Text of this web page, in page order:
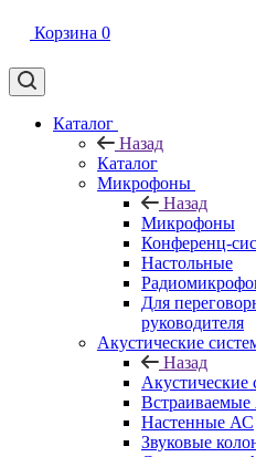
Корзина 0
Каталог
Назад
Каталог
Микрофоны
Назад
Микрофоны
Конференц-
Настольные
Для
руководителя
Акустические
Назад
Настенные АС
Звуковые